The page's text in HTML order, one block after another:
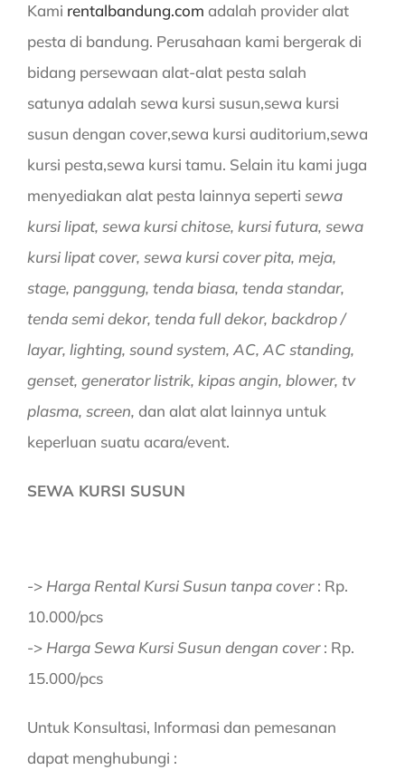
Kami rentalbandung.com adalah provider alat
pesta di bandung. Perusahaan kami bergerak di
bidang persewaan alat-alat pesta salah
satunya adalah sewa kursi susun,sewa kursi
susun dengan cover,sewa kursi auditorium,sewa
kursi pesta,sewa kursi tamu. Selain itu kami juga
menyediakan alat pesta lainnya seperti sewa
kursi lipat, sewa kursi chitose, kursi futura, sewa
kursi lipat cover, sewa kursi cover pita, meja,
stage, panggung, tenda biasa, tenda standar,
tenda semi dekor, tenda full dekor, backdrop /
layar, lighting, sound system, AC, AC standing,
genset, generator listrik, kipas angin, blower, tv
plasma, screen, dan alat alat lainnya untuk
keperluan suatu acara/event.
SEWA KURSI SUSUN
-> Harga Rental Kursi Susun tanpa cover: Rp.
10.000/pcs
-> Harga Sewa Kursi Susun dengan cover: Rp.
15.000/pcs
Untuk Konsultasi, Informasi dan pemesanan
dapat menghubungi :